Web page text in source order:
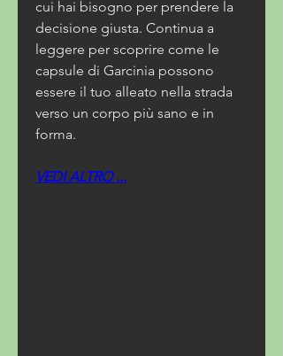
cui hai bisogno per prendere la
decisione giusta. Continua a
leggere per scoprire come le
capsule di Garcinia possono
essere il tuo alleato nella strada
verso un corpo più sano e in
forma.
VEDI ALTRO ...